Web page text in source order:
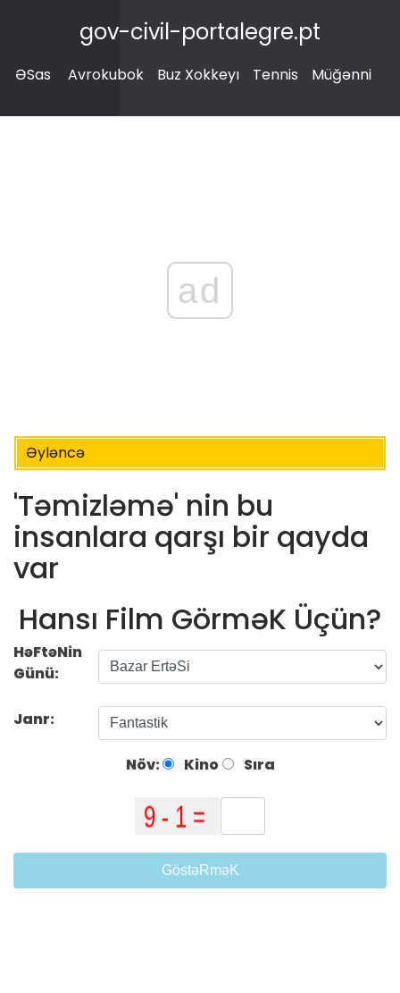
gov-civil-portalegre.pt
ƏSas Avrokubok Buz Xokkeyı Tennis Müğənni
ad
Əyləncə
'Təmizləmə' nin bu
insanlara qarşı bir qayda
var
Hansı Film GörməK Üçün?
HəFtəNin
Günü:
Janr:
Növ: Kino Sıra
GöstəRməK